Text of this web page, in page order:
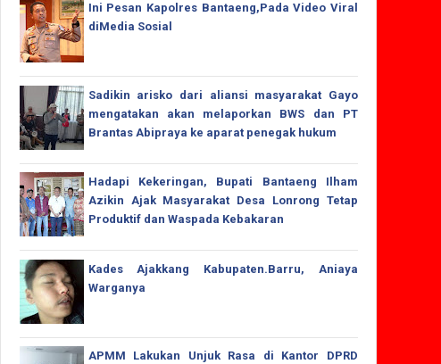
Ini Pesan Kapolres Bantaeng,Pada Video Viral
diMedia Sosial
Sadikin arisko dari aliansi masyarakat Gayo
mengatakan akan melaporkan BWS dan PT
Brantas Abipraya ke aparat penegak hukum
Hadapi Kekeringan, Bupati Bantaeng Ilham
Azikin Ajak Masyarakat Desa Lonrong Tetap
Produktif dan Waspada Kebakaran
Kades Ajakkang Kabupaten.Barru, Aniaya
Warganya
APMM Lakukan Unjuk Rasa di Kantor DPRD